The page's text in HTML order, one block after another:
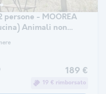
persone - MOOREA
Animali non
189 €
19 € rimborsato